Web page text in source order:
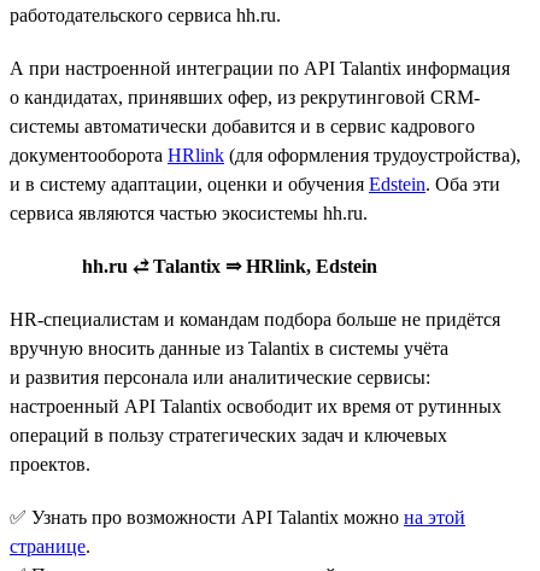
работодательского сервиса hh.ru.
А при настроенной интеграции по API Talantix информация
о кандидатах, принявших офер, из рекрутинговой CRM-
системы автоматически добавится и в сервис кадрового
документооборота HRlink (для оформления трудоустройства),
и в систему адаптации, оценки и обучения Edstein. Оба эти
сервиса являются частью экосистемы hh.ru.
hh.ru ⥄ Talantix ⇒ HRlink, Edstein
HR-специалистам и командам подбора больше не придётся
вручную вносить данные из Talantix в системы учёта
и развития персонала или аналитические сервисы:
настроенный API Talantix освободит их время от рутинных
операций в пользу стратегических задач и ключевых
проектов.
✅ Узнать про возможности API Talantix можно на этой
странице.